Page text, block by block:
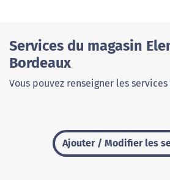
Services du magasin
Bordeaux
Vous pouvez renseigner les
Ajouter / Modifier les